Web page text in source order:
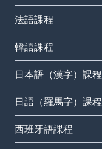
法語課程
韓語課程
日本語（漢字）課程
日語（羅馬字）課程
西班牙語課程